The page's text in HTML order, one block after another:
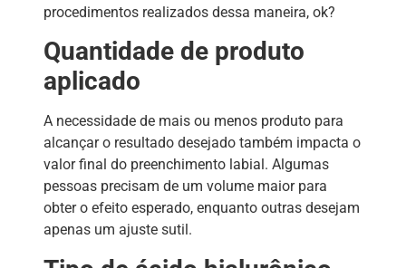
procedimentos realizados dessa maneira, ok?
Quantidade de produto
aplicado
A necessidade de mais ou menos produto para
alcançar o resultado desejado também impacta o
valor final do preenchimento labial. Algumas
pessoas precisam de um volume maior para
obter o efeito esperado, enquanto outras desejam
apenas um ajuste sutil.